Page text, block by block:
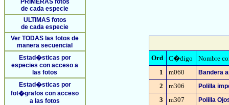
PRIMERAS fotos
de cada especie
ULTIMAS fotos
de cada especie
Ver TODAS las fotos de
manera secuencial
Estad�sticas por
especies con acceso a
las fotos
Estad�sticas por
fot�grafos con acceso
a las fotos
Ord C�digo
Nombre
1
m060 Bandera
2 m306 Polilla
3 m307 Polilla